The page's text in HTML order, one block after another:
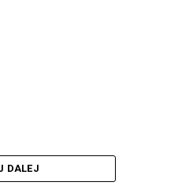
DALEJ